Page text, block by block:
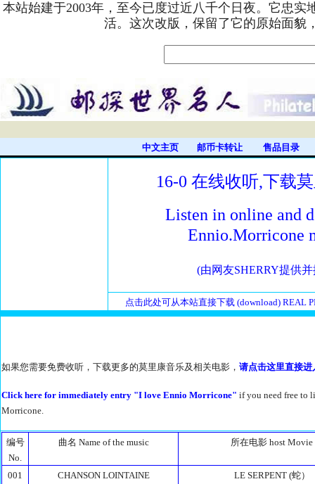
本站始建于2003年，至今已度过近八千个日夜。它忠
活。这次改版，保留了它的原始面貌
中文主页 邮币卡转让 售品目录
16-0 在线收听,下载
Listen in online and
Ennio.Morricone
(由网友SHERRY提供并
点击此处可从本站直接下载 (download) REAL
如果您需要免费收听，下载更多的莫里康音乐及相关电影， 请点击这里直接
Click here for immediately entry "I love Ennio Morricone" if you need free to
Morricone.
编号
No.
曲名 Name of the music 所在电影 host Movie
001 CHANSON LOINTAINE LE SERPENT (蛇）